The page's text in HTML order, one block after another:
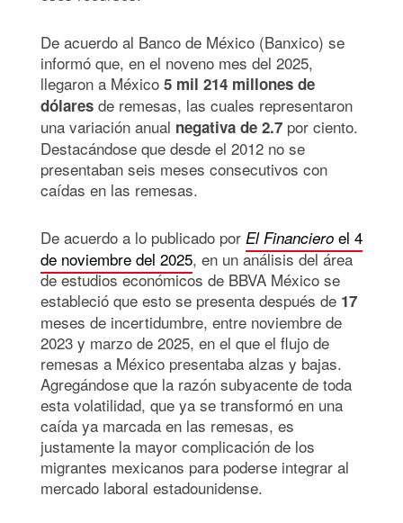
De acuerdo al Banco de México (Banxico) se
informó que, en el noveno mes del 2025,
llegaron a México 5 mil 214 millones de
dólares de remesas, las cuales representaron
una variación anual negativa de 2.7 por ciento.
Destacándose que desde el 2012 no se
presentaban seis meses consecutivos con
caídas en las remesas.
De acuerdo a lo publicado por El Financiero el 4
de noviembre del 2025, en un análisis del área
de estudios económicos de BBVA México se
estableció que esto se presenta después de 17
meses de incertidumbre, entre noviembre de
2023 y marzo de 2025, en el que el flujo de
remesas a México presentaba alzas y bajas.
Agregándose que la razón subyacente de toda
esta volatilidad, que ya se transformó en una
caída ya marcada en las remesas, es
justamente la mayor complicación de los
migrantes mexicanos para poderse integrar al
mercado laboral estadounidense.